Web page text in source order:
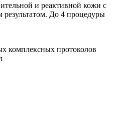
и реактивной кожи с
До 4 процедуры
комплексных протоколов